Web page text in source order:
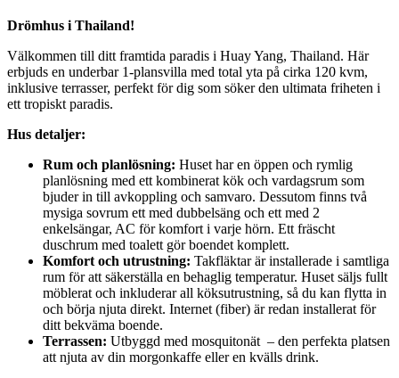
Drömhus i Thailand!
Välkommen till ditt framtida paradis i Huay Yang, Thailand. Här
erbjuds en underbar 1-plansvilla med total yta på cirka 120 kvm,
inklusive terrasser, perfekt för dig som söker den ultimata friheten i
ett tropiskt paradis.
Hus detaljer:
Rum och planlösning: Huset har en öppen och rymlig
planlösning med ett kombinerat kök och vardagsrum som
bjuder in till avkoppling och samvaro. Dessutom finns två
mysiga sovrum ett med dubbelsäng och ett med 2
enkelsängar, AC för komfort i varje hörn. Ett fräscht
duschrum med toalett gör boendet komplett.
Komfort och utrustning: Takfläktar är installerade i samtliga
rum för att säkerställa en behaglig temperatur. Huset säljs fullt
möblerat och inkluderar all köksutrustning, så du kan flytta in
och börja njuta direkt. Internet (fiber) är redan installerat för
ditt bekväma boende.
Terrassen: Utbyggd med mosquitonät – den perfekta platsen
att njuta av din morgonkaffe eller en kvälls drink.